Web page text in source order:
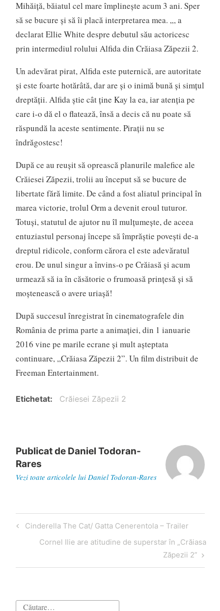
Mihăiţă, băiatul cel mare împlineşte acum 3 ani. Sper
să se bucure şi să îi placă interpretarea mea. „, a
declarat Ellie White despre debutul său actoricesc
prin intermediul rolului Alfida din Crăiasa Zăpezii 2.
Un adevărat pirat, Alfida este puternică, are autoritate
şi este foarte hotărâtă, dar are şi o inimă bună şi simţul
dreptăţii. Alfida ştie cât ţine Kay la ea, iar atenţia pe
care i-o dă el o flatează, însă a decis că nu poate să
răspundă la aceste sentimente. Piraţii nu se
îndrăgostesc!
După ce au reuşit să oprească planurile malefice ale
Crăiesei Zăpezii, trolii au început să se bucure de
libertate fără limite. De când a fost aliatul principal în
marea victorie, trolul Orm a devenit eroul tuturor.
Totuşi, statutul de ajutor nu îl mulţumeşte, de aceea
entuziastul personaj începe să împrăştie poveşti de-a
dreptul ridicole, conform cărora el este adevăratul
erou. De unul singur a învins-o pe Crăiasă şi acum
urmează să ia în căsătorie o frumoasă prinţesă şi să
moştenească o avere uriaşă!
După succesul înregistrat în cinematografele din
România de prima parte a animaţiei, din 1 ianuarie
2016 vine pe marile ecrane şi mult aşteptata
continuare, ,,Crăiasa Zăpezii 2”. Un film distribuit de
Freeman Entertainment.
Etichetat Crăiesei Zăpezii 2
Publicat de Daniel Todoran-
Rares
Vezi toate articolele lui Daniel Todoran-Rares
Navigare
articole
Articol
anterior
Cinderella The Cat/ Gatta Cenerentola – Trailer
Articol
Cornel Ilie are atitudine de superstar în „Crăiasa
Zăpezii 2”
Caută